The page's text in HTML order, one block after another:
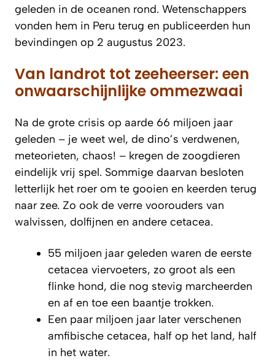
geleden in de oceanen rond. Wetenschappers
vonden hem in Peru terug en publiceerden hun
bevindingen op 2 augustus 2023.
Van landrot tot zeeheerser: een
onwaarschijnlijke ommezwaai
Na de grote crisis op aarde 66 miljoen jaar
geleden – je weet wel, de dino’s verdwenen,
meteorieten, chaos! – kregen de zoogdieren
eindelijk vrij spel. Sommige daarvan besloten
letterlijk het roer om te gooien en keerden terug
naar zee. Zo ook de verre voorouders van
walvissen, dolfijnen en andere cetacea.
55 miljoen jaar geleden waren de eerste
cetacea viervoeters, zo groot als een
flinke hond, die nog stevig marcheerden
en af en toe een baantje trokken.
Een paar miljoen jaar later verschenen
amfibische cetacea, half op het land, half
in het water.